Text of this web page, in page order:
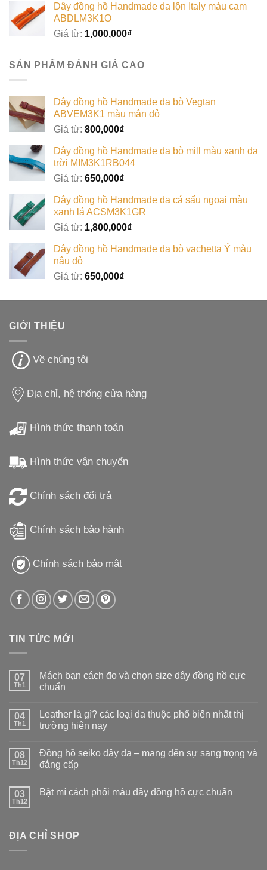
Dây đồng hồ Handmade da lộn Italy màu cam
ABDLM3K1O
Giá từ: 1,000,000₫
SẢN PHẨM ĐÁNH GIÁ CAO
Dây đồng hồ Handmade da bò Vegtan
ABVEM3K1 màu mận đỏ
Giá từ: 800,000₫
Dây đồng hồ Handmade da bò mill màu xanh da
trời MIM3K1RB044
Giá từ: 650,000₫
Dây đồng hồ Handmade da cá sấu ngoại màu
xanh lá ACSM3K1GR
Giá từ: 1,800,000₫
Dây đồng hồ Handmade da bò vachetta Ý màu
nâu đỏ
Giá từ: 650,000₫
GIỚI THIỆU
Về chúng tôi
Địa chỉ, hệ thống cửa hàng
Hình thức thanh toán
Hình thức vận chuyển
Chính sách đổi trả
Chính sách bảo hành
Chính sách bảo mật
TIN TỨC MỚI
07
Th1
Mách bạn cách đo và chọn size dây đồng hồ cực
chuẩn
04
Th1
Leather là gì? các loại da thuộc phổ biến nhất thị
trường hiện nay
08
Th12
Đồng hồ seiko dây da – mang đến sự sang trọng và
đẳng cấp
03
Th12
Bật mí cách phối màu dây đồng hồ cực chuẩn
ĐỊA CHỈ SHOP